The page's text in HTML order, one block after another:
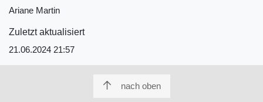
Ariane Martin
Zuletzt aktualisiert
21.06.2024 21:57
nach oben